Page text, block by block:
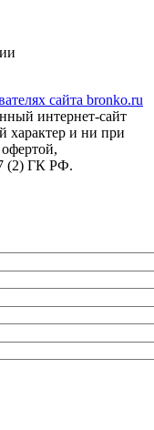
сайта bronko.ru
интернет-сайт
характер и ни при
(2) ГК РФ.